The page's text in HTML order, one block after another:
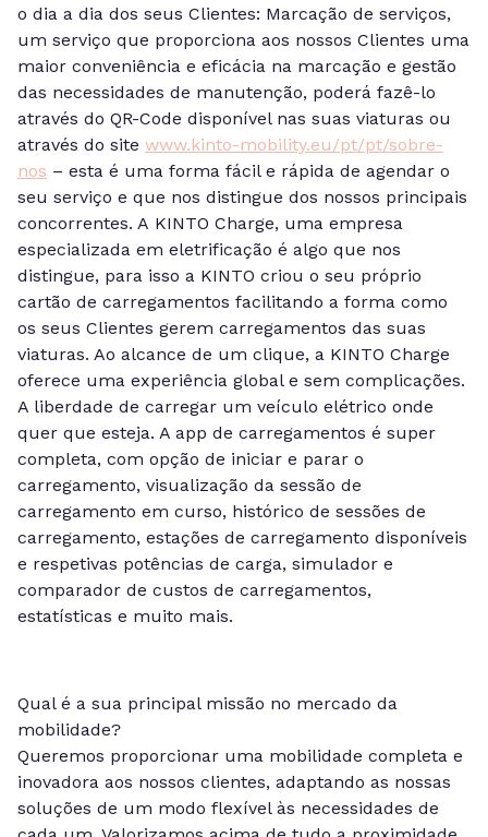
o dia a dia dos seus Clientes: Marcação de serviços,
um serviço que proporciona aos nossos Clientes uma
maior conveniência e eficácia na marcação e gestão
das necessidades de manutenção, poderá fazê-lo
através do QR-Code disponível nas suas viaturas ou
através do site www.kinto-mobility.eu/pt/pt/sobre-
nos – esta é uma forma fácil e rápida de agendar o
seu serviço e que nos distingue dos nossos principais
concorrentes. A KINTO Charge, uma empresa
especializada em eletrificação é algo que nos
distingue, para isso a KINTO criou o seu próprio
cartão de carregamentos facilitando a forma como
os seus Clientes gerem carregamentos das suas
viaturas. Ao alcance de um clique, a KINTO Charge
oferece uma experiência global e sem complicações.
A liberdade de carregar um veículo elétrico onde
quer que esteja. A app de carregamentos é super
completa, com opção de iniciar e parar o
carregamento, visualização da sessão de
carregamento em curso, histórico de sessões de
carregamento, estações de carregamento disponíveis
e respetivas potências de carga, simulador e
comparador de custos de carregamentos,
estatísticas e muito mais.
Qual é a sua principal missão no mercado da
mobilidade?
Queremos proporcionar uma mobilidade completa e
inovadora aos nossos clientes, adaptando as nossas
soluções de um modo flexível às necessidades de